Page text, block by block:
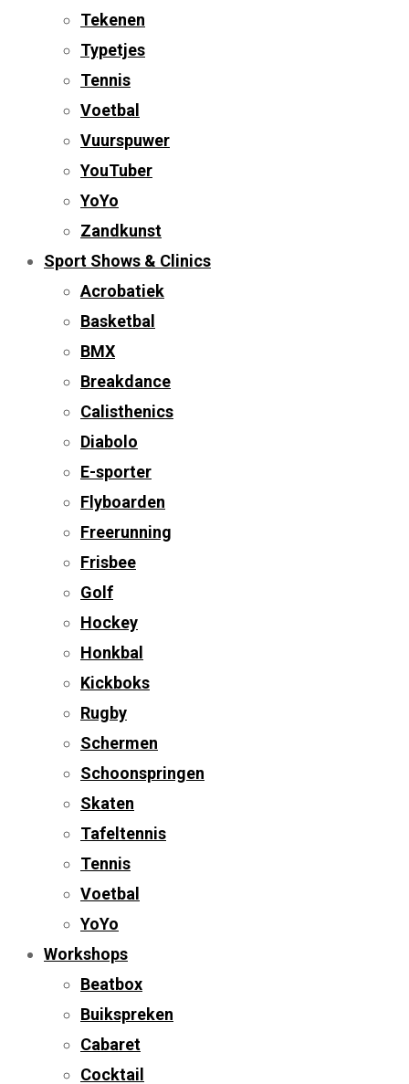
Tekenen
Typetjes
Tennis
Voetbal
Vuurspuwer
YouTuber
YoYo
Zandkunst
Sport Shows & Clinics
Acrobatiek
Basketbal
BMX
Breakdance
Calisthenics
Diabolo
E-sporter
Flyboarden
Freerunning
Frisbee
Golf
Hockey
Honkbal
Kickboks
Rugby
Schermen
Schoonspringen
Skaten
Tafeltennis
Tennis
Voetbal
YoYo
Workshops
Beatbox
Buikspreken
Cabaret
Cocktail